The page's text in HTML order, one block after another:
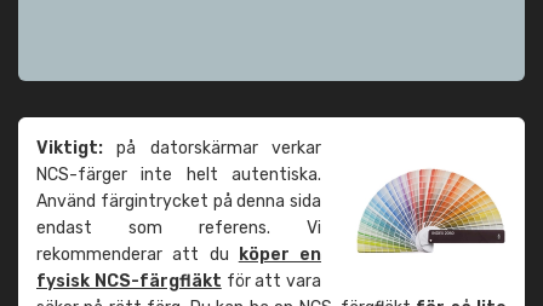
Viktigt: på datorskärmar verkar
NCS-färger inte helt autentiska.
Använd färgintrycket på denna sida
endast som referens. Vi
rekommenderar att du
köper en
fysisk NCS-färgfläkt för att vara